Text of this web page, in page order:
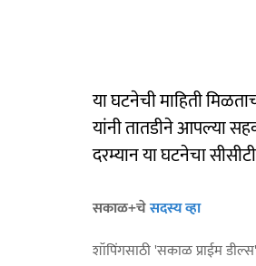
या घटनेची माहिती
यांनी तातडीने आपल्या
दरम्यान या घटनेचा
सकाळ+चेसदस्य व्हा
शॉपिंगसाठी 'सकाळ प्राईम